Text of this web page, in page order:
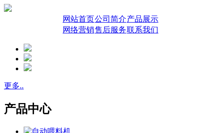
网站首页公司简介产品展示
网络营销售后服务联系我们
更多..
产品中心